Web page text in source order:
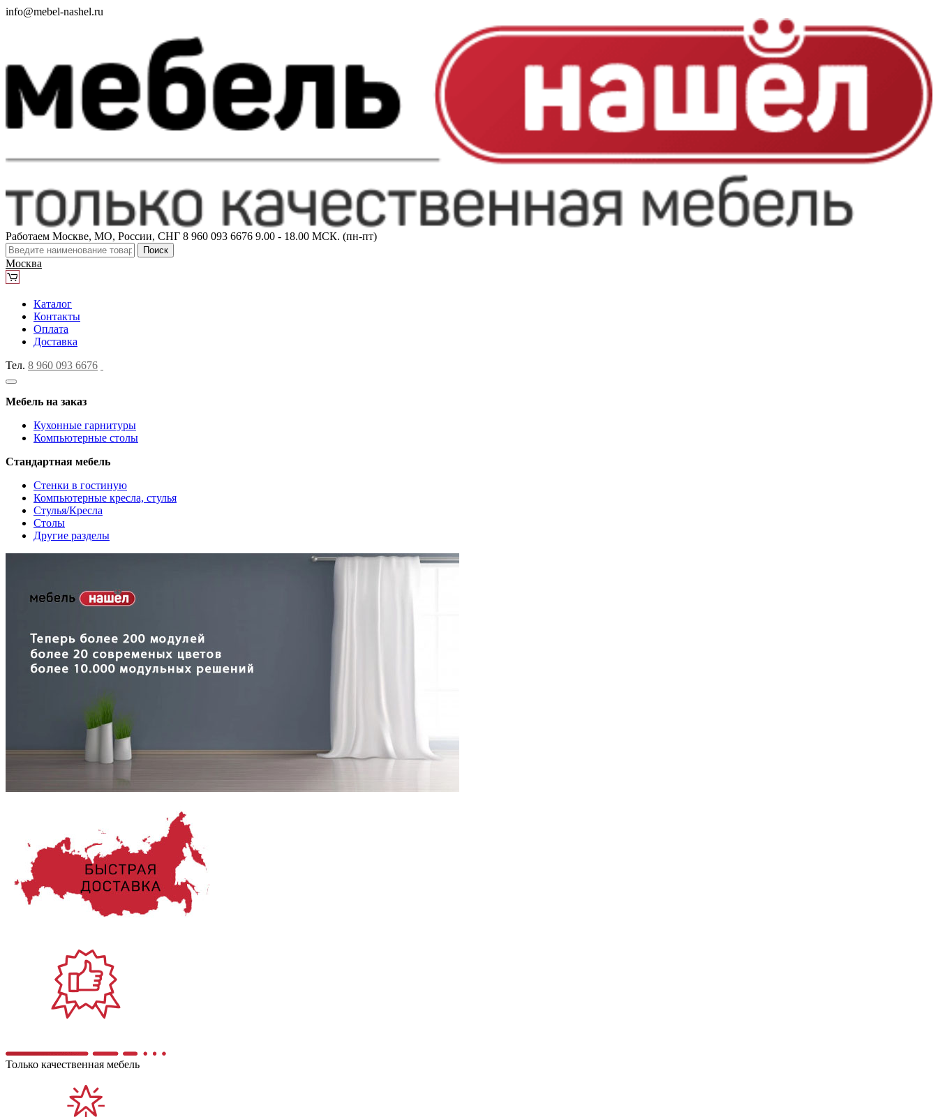
info@mebel-nashel.ru
Работаем Москве, МО, России, СНГ 8 960 093 6676 9.00 - 18.00 МСК. (пн-пт)
Поиск
Москва
Каталог
Контакты
Оплата
Доставка
Тел. 8 960 093 6676
Мебель на заказ
Кухонные гарнитуры
Компьютерные столы
Стандартная мебель
Стенки в гостиную
Компьютерные кресла, стулья
Стулья/Кресла
Столы
Другие разделы
Только качественная мебель